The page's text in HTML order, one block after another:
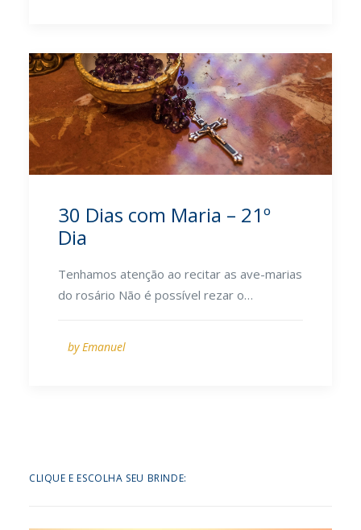
30 Dias com Maria – 21º
Dia
Tenhamos atenção ao recitar as ave-marias
do rosário Não é possível rezar o…
by Emanuel
CLIQUE E ESCOLHA SEU BRINDE: